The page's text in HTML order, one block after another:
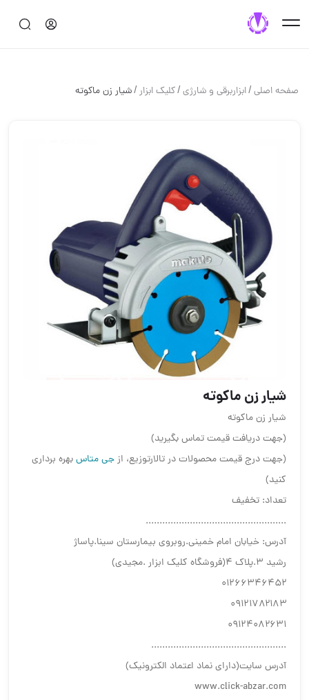
صفحه اصلی/ابزاربرقی و شارژی/کلیک ابزار/شیار زن ماکوته
شیار زن ماکوته
شیار زن ماکوته
(جهت دریافت قیمت تماس بگیرید)
(جهت درج قیمت محصولات در تالارتوزیع، ازجی متاسبهره برداری
کنید)
تعداد: تخفیف
...................................................
آدرس: خیابان امام خمینی.روبروی بیمارستان سینا.پاساژ
رشید ۳.پلاک ۴(فروشگاه کلیک ابزار .مجیدی)
۰۱۲۶۶۳۴۶۴۵۲
۰۹۱۲۱۷۸۲۱۸۳
۰۹۱۲۴۰۸۲۶۳۱
.................................................
آدرس سایت(دارای نماد اعتماد الکترونیک)
www.click-abzar.com